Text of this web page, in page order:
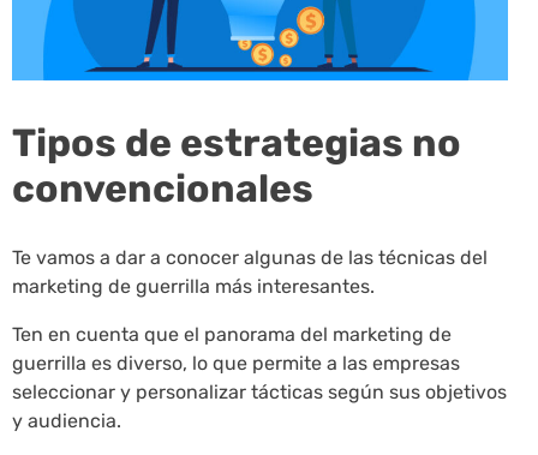
Tipos de estrategias no
convencionales
Te vamos a dar a conocer algunas de las técnicas del
marketing de guerrilla más interesantes.
Ten en cuenta que el panorama del marketing de
guerrilla es diverso, lo que permite a las empresas
seleccionar y personalizar tácticas según sus objetivos
y audiencia.